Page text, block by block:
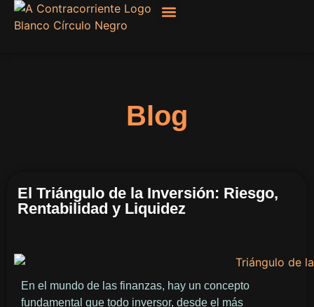
Blog
El Triángulo de la Inversión: Riesgo,
Rentabilidad y Liquidez
En el mundo de las finanzas, hay un concepto
fundamental que todo inversor, desde el más